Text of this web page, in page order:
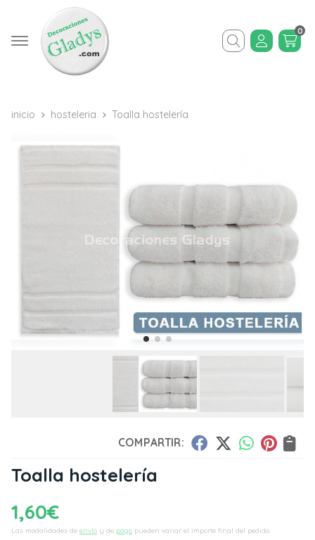
Buscar
0
inicio hosteleria Toalla hostelería
COMPARTIR:
Toalla hostelería
1,60€
Las modalidades de envío y de pago pueden variar el importe final del pedido.